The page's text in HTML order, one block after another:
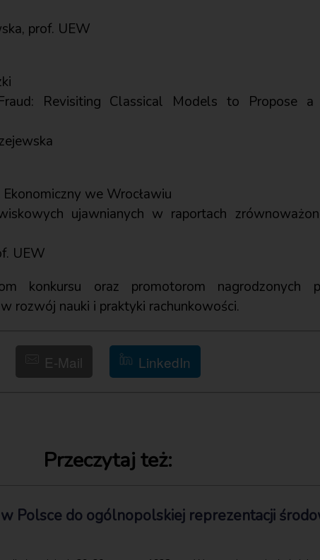
prof. UEW
Revisiting Classical Models to Propose
we Wrocławiu
ujawnianych w raportach
UEW
konkursu oraz promotorom nagrodzonych
rozwój nauki i praktyki rachunkowości.
E-Mail LinkedIn
Przeczytaj też:
Polsce do ogólnopolskiej reprezentacji